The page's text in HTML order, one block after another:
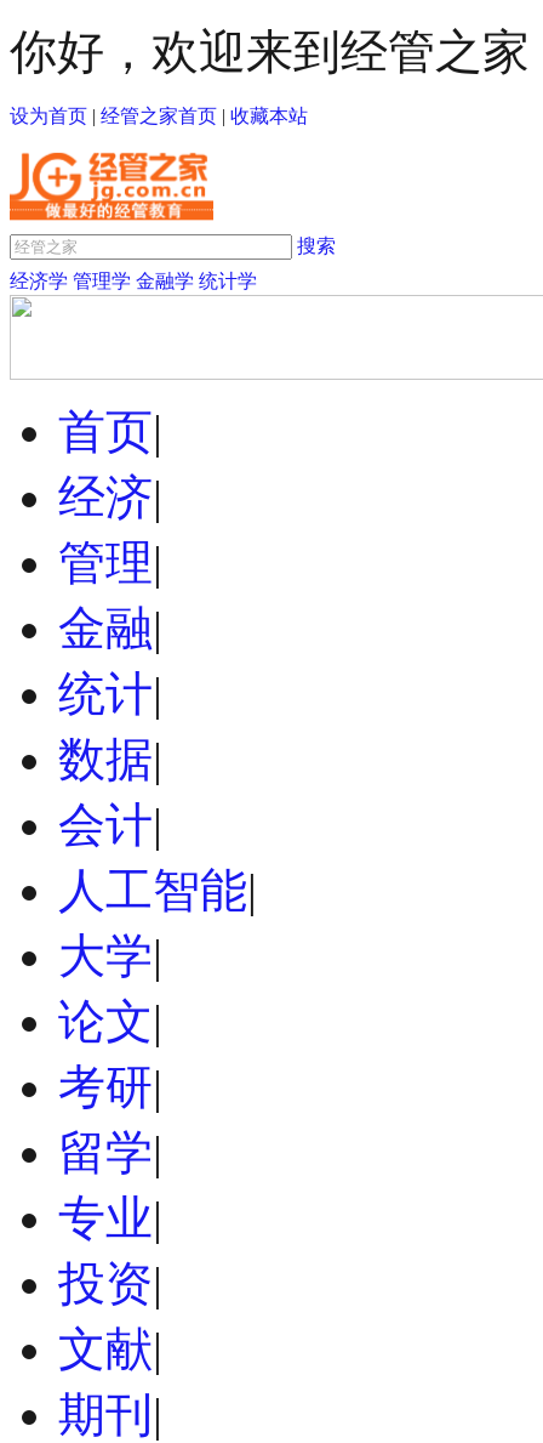
你好，欢迎来到经管之家
设为首页 | 经管之家首页 | 收藏本站
搜索
经济学 管理学 金融学 统计学
首页|
经济|
管理|
金融|
统计|
数据|
会计|
人工智能|
大学|
论文|
考研|
留学|
专业|
投资|
文献|
期刊 |